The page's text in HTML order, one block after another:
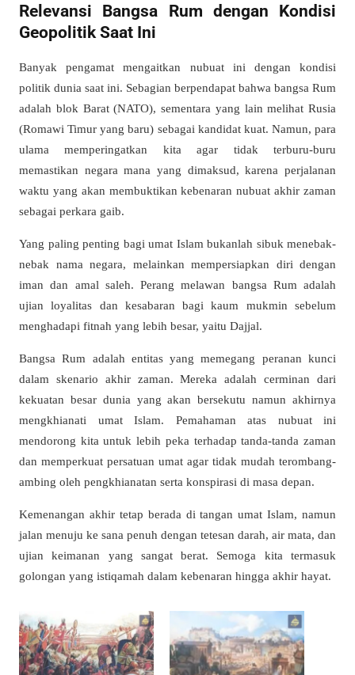
Relevansi Bangsa Rum dengan Kondisi
Geopolitik Saat Ini
Banyak pengamat mengaitkan nubuat ini dengan kondisi
politik dunia saat ini. Sebagian berpendapat bahwa bangsa Rum
adalah blok Barat (NATO), sementara yang lain melihat Rusia
(Romawi Timur yang baru) sebagai kandidat kuat. Namun, para
ulama memperingatkan kita agar tidak terburu-buru
memastikan negara mana yang dimaksud, karena perjalanan
waktu yang akan membuktikan kebenaran nubuat akhir zaman
sebagai perkara gaib.
Yang paling penting bagi umat Islam bukanlah sibuk menebak-
nebak nama negara, melainkan mempersiapkan diri dengan
iman dan amal saleh. Perang melawan bangsa Rum adalah
ujian loyalitas dan kesabaran bagi kaum mukmin sebelum
menghadapi fitnah yang lebih besar, yaitu Dajjal.
Bangsa Rum adalah entitas yang memegang peranan kunci
dalam skenario akhir zaman. Mereka adalah cerminan dari
kekuatan besar dunia yang akan bersekutu namun akhirnya
mengkhianati umat Islam. Pemahaman atas nubuat ini
mendorong kita untuk lebih peka terhadap tanda-tanda zaman
dan memperkuat persatuan umat agar tidak mudah terombang-
ambing oleh pengkhianatan serta konspirasi di masa depan.
Kemenangan akhir tetap berada di tangan umat Islam, namun
jalan menuju ke sana penuh dengan tetesan darah, air mata, dan
ujian keimanan yang sangat berat. Semoga kita termasuk
golongan yang istiqamah dalam kebenaran hingga akhir hayat.